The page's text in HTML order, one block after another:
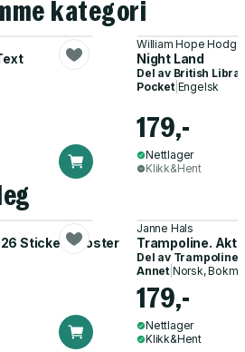
kategori
William Hope
Night Land
Del av British
Pocket| Engelsk
179,-
Nettlager
Klikk&Hent
Sticker Booster
Janne Hals
Trampoline.
Del av Trampoline
Annet| Norsk,
179,-
Nettlager
Klikk&Hent